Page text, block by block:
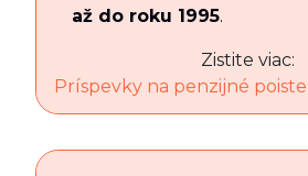
až do roku 1995.
Zistite viac:
Príspevky na penzijné